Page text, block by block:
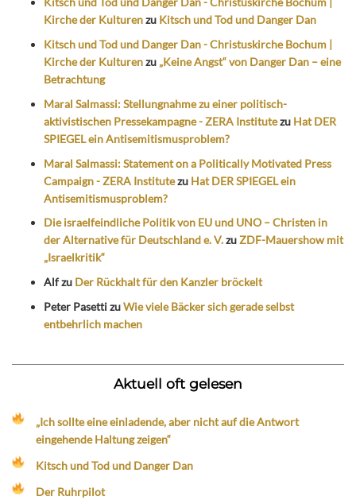
Kirche der Kulturenzu Kitsch und Tod und Danger Dan
Kitsch und Tod und Danger Dan - Christuskirche Bochum |
Kirche der Kulturenzu „Keine Angst“ von Danger Dan – eine
Betrachtung
Maral Salmassi: Stellungnahme zu einer politisch-
aktivistischen Pressekampagne - ZERA Institutezu Hat DER
SPIEGEL ein Antisemitismusproblem?
Maral Salmassi: Statement on a Politically Motivated Press
Campaign - ZERA Institutezu Hat DER SPIEGEL ein
Antisemitismusproblem?
Die israelfeindliche Politik von EU und UNO – Christen in
der Alternative für Deutschland e. V.zuZDF-Mauershow mit
„Israelkritik“
Alfzu Der Rückhalt für den Kanzler bröckelt
Peter PasettizuWie viele Bäcker sich gerade selbst
entbehrlich machen
Aktuell oft gelesen
„Ich sollte eine einladende, aber nicht auf die Antwort
eingehende Haltung zeigen“
Kitsch und Tod und Danger Dan
Der Ruhrpilot